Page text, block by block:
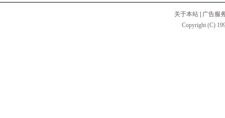
关于本站
广告服
Copyright (C)